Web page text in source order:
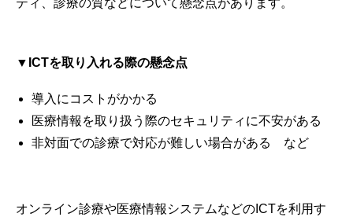
ティ、診療の質などについて懸念点があります。
▼ICTを取り入れる際の懸念点
導入にコストがかかる
医療情報を取り扱う際のセキュリティに不安がある
非対面での診療で対応が難しい場合がある など
オンライン診療や医療情報システムなどのICTを利用す